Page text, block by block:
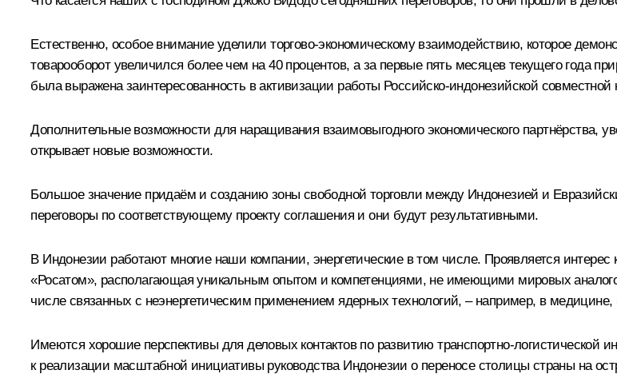
Естественно, особое внимание уделили торгово-экономическому взаимодействию, которое
товарооборот увеличился более чем на 40 процентов, а за первые пять месяцев текущего года
была выражена заинтересованность в активизации работы Российско-индонезийской
Дополнительные возможности для наращивания взаимовыгодного экономического
открывает новые возможности.
Большое значение придаём и созданию зоны свободной торговли между Индонезией и
переговоры по соответствующему проекту соглашения и они будут результативными.
В Индонезии работают многие наши компании, энергетические в том числе. Проявляется интерес
«Росатом», располагающая уникальным опытом и компетенциями, не имеющими мировых
числе связанных с неэнергетическим применением ядерных технологий, – например, в медицине,
Имеются хорошие перспективы для деловых контактов по развитию транспортно-
к реализации масштабной инициативы руководства Индонезии о переносе столицы страны на